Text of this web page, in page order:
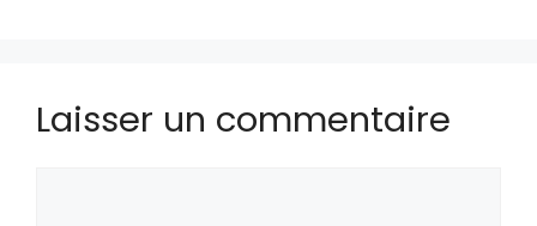
Laisser un commentaire